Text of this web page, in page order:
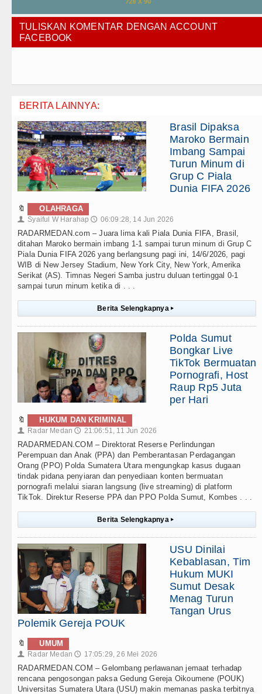
TULISKAN KOMENTAR DENGAN ACCOUNT
FACEBOOK
BERITA LAINNYA:
Brasil Dipaksa
Maroko Bermain
Imbang Sampai
Turun Minum di
Grup C Piala
Dunia FIFA 2026
🔖 OLAHRAGA
👤 Syaiful W Harahap 🕔 06:09:28, 14 Jun 2026
RADARMEDAN.com – Juara lima kali Piala Dunia FIFA, Brasil,
ditahan Maroko bermain imbang 1-1 sampai turun minum di Grup C
Piala Dunia FIFA 2026 yang berlangsung pagi ini, 14/6/2026, pagi
WIB di New Jersey Stadium, New York City, New York, Amerika
Serikat (AS). Timnas Negeri Samba justru duluan tertinggal 0-1
sampai turun minum ketika di . . .
Berita Selengkapnya ▸
Polda Sumut
Bongkar Live
TikTok Bermuatan
Pornografi, Host
Raup Rp5 Juta
per Hari
🔖 HUKUM DAN KRIMINAL
👤 Radar Medan 🕔 21:06:51, 11 Jun 2026
RADARMEDAN.COM – Direktorat Reserse Perlindungan
Perempuan dan Anak (PPA) dan Pemberantasan Perdagangan
Orang (PPO) Polda Sumatera Utara mengungkap kasus dugaan
tindak pidana penyiaran dan penyediaan konten bermuatan
pornografi melalui siaran langsung (live streaming) di platform
TikTok. Direktur Reserse PPA dan PPO Polda Sumut, Kombes . . .
Berita Selengkapnya ▸
USU Dinilai
Kebablasan, Tim
Hukum MUKI
Sumut Desak
Menag Turun
Tangan Urus
Polemik Gereja POUK
🔖 UMUM
👤 Radar Medan 🕔 17:05:29, 26 Mei 2026
RADARMEDAN.COM – Gelombang perlawanan jemaat terhadap
rencana pengosongan paksa Gedung Gereja Oikoumene (POUK)
Universitas Sumatera Utara (USU) makin memanas paska terbitnya